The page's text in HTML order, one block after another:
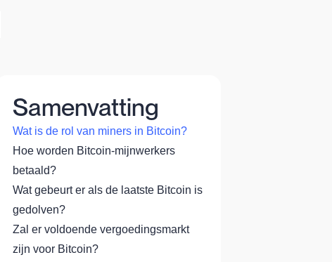
Samenvatting
Wat is de rol van miners in Bitcoin?
Hoe worden Bitcoin-mijnwerkers
betaald?
Wat gebeurt er als de laatste Bitcoin is
gedolven?
Zal er voldoende vergoedingsmarkt
zijn voor Bitcoin?